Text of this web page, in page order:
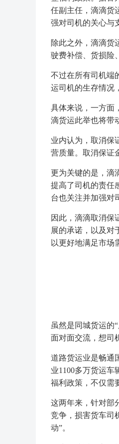
任副主任，滴滴货
强对司机的关心与
除此之外，滴滴货
驶费补偿、货损险
不过在所有司机端
运司机的生存情况
具体来说，一方面
滴货运此举也将带
业内认为，取消保
营质量。取消保证
更为关键的是，滴
提高了司机的责任
台也关注并加强对
因此，滴滴取消保
展的承诺，以及对
以更好地满足市场
虽然是同城货运的
面对面交流，想司
道路货运业是畅通
业1100多万货运车
福利政策，不仅需
这两年来，针对部
竞争，损害货车司
动”。